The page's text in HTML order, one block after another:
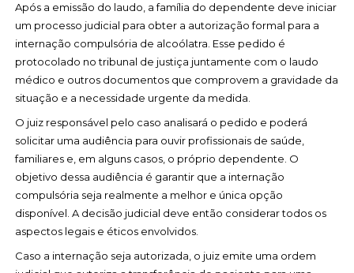
Após a emissão do laudo, a família do dependente deve iniciar
um processo judicial para obter a autorização formal para a
internação compulsória de alcoólatra. Esse pedido é
protocolado no tribunal de justiça juntamente com o laudo
médico e outros documentos que comprovem a gravidade da
situação e a necessidade urgente da medida.
O juiz responsável pelo caso analisará o pedido e poderá
solicitar uma audiência para ouvir profissionais de saúde,
familiares e, em alguns casos, o próprio dependente. O
objetivo dessa audiência é garantir que a internação
compulsória seja realmente a melhor e única opção
disponível. A decisão judicial deve então considerar todos os
aspectos legais e éticos envolvidos.
Caso a internação seja autorizada, o juiz emite uma ordem